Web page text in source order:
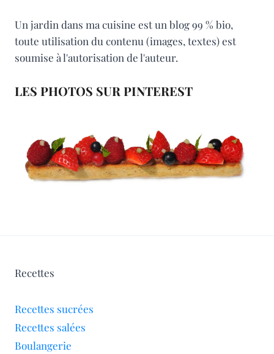
Un jardin dans ma cuisine est un blog 99 % bio,
toute utilisation du contenu (images, textes) est
soumise à l'autorisation de l'auteur.
LES PHOTOS SUR PINTEREST
Recettes
Recettes sucrées
Recettes salées
Boulangerie